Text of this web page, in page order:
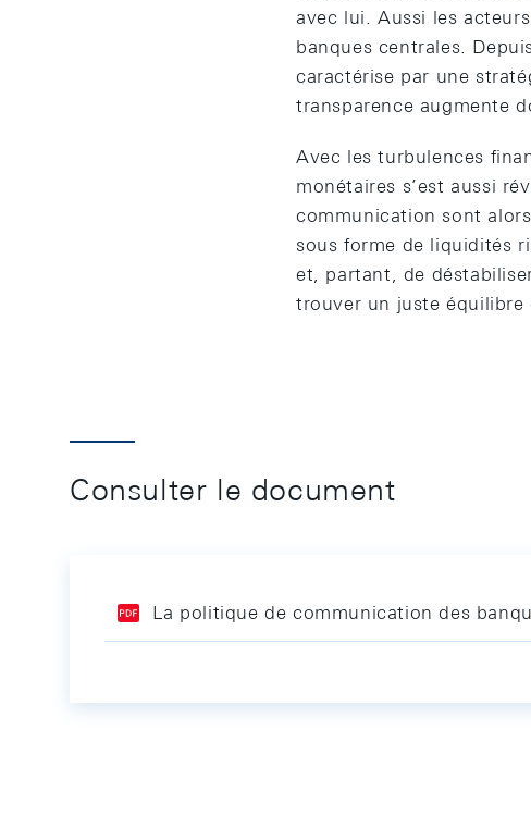
avec lui. Aussi les
banques centrales.
caractérise par une
transparence augmente
Avec les turbulences
monétaires s’est aussi
communication sont
sous forme de liquidités
et, partant, de
trouver un juste équilibre
Consulter le document
La politique de communication des